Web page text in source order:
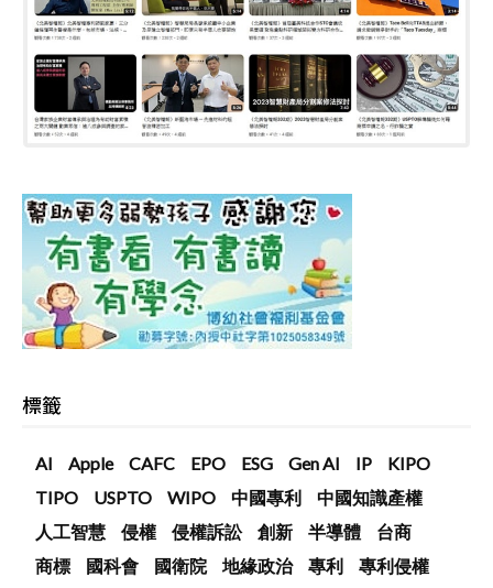
標籤
AI Apple CAFC EPO ESG Gen AI IP
KIPO
TIPO
USPTO WIPO 中國專利
中國知識產權
人工智慧
侵權 侵權訴訟 創新 半導體
台商
商標
國科會 國衛院 地緣政治 專利
專利侵權